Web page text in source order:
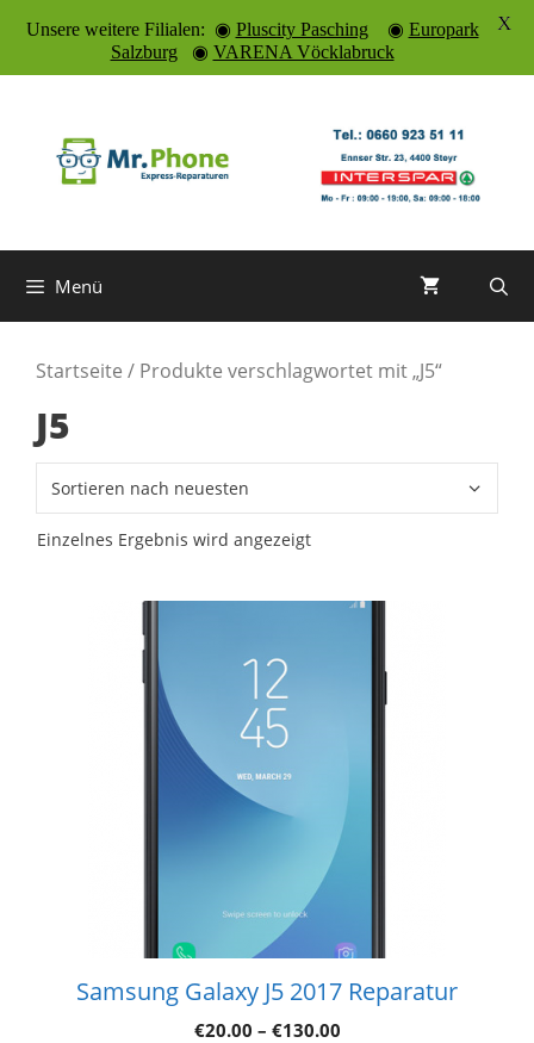
springen
Menü
Startseite / Produkte verschlagwortet mit „J5“
J5
Einzelnes Ergebnis wird angezeigt
Samsung Galaxy J5 2017 Reparatur
€20.00 – €130.00
Unsere weitere Filialen: ◉ Pluscity Pasching◉ Europark
Salzburg◉ VARENA Vöcklabruck
X